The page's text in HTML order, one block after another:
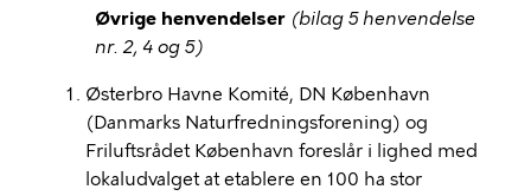
Øvrige henvendelser (bilag 5 henvendelse
nr. 2, 4 og 5)
Østerbro Havne Komité, DN København
(Danmarks Naturfredningsforening) og
Friluftsrådet København foreslår i lighed med
lokaludvalget at etablere en 100 ha stor